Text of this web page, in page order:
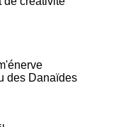
des Danaïdes